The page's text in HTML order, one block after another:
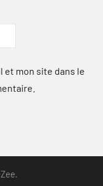
et mon site dans le